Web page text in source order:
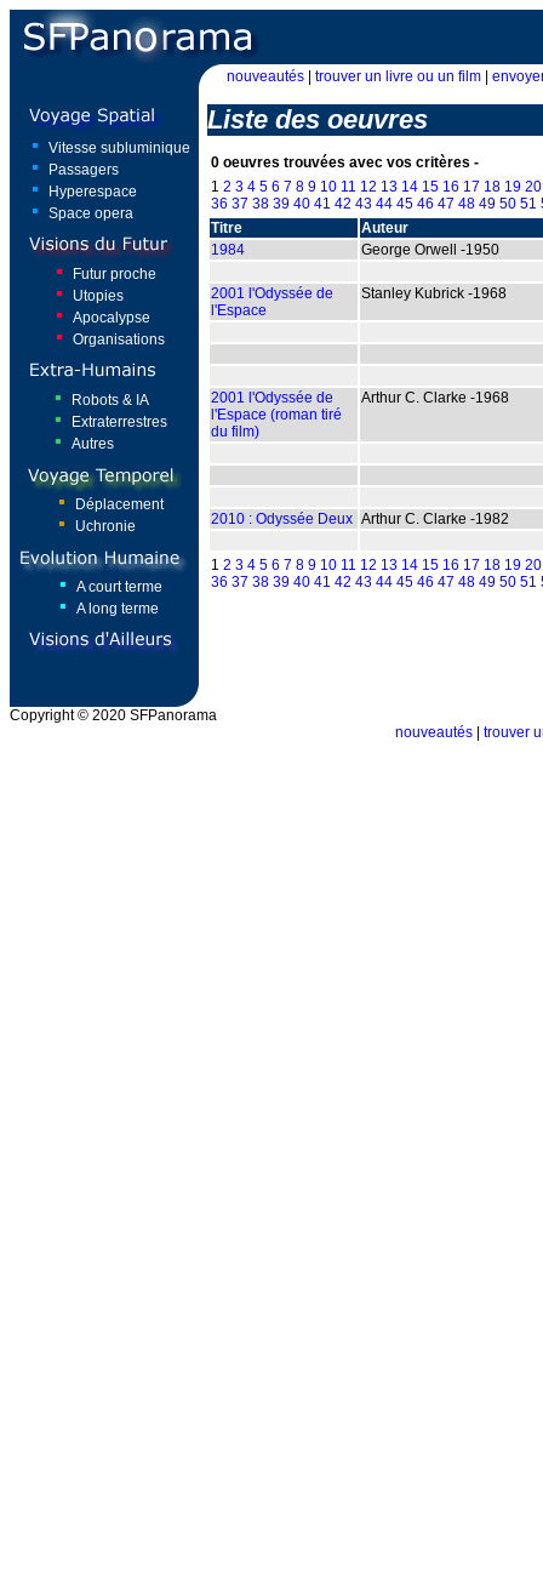
nouveautés trouver un livre ou un film
Vitesse subluminique
Passagers
Hyperespace
Space opera
Futur proche
Utopies
Apocalypse
Organisations
Robots & IA
Extraterrestres
Autres
Déplacement
Uchronie
A court terme
A long terme
Liste des oeuvres
0 oeuvres trouvées avec vos critères -
1 2 3 4 5 6 7 8 9 10 11 12 13 14 15 16 17 18 19 20
36 37 38 39 40 41 42 43 44 45 46 47 48 49 50 51
Titre
Auteur
1984
George Orwell -1950
2001 l'Odyssée de
l'Espace
Stanley Kubrick -1968
2001 l'Odyssée de
l'Espace (roman tiré
du film)
Arthur C. Clarke -1968
2010 : Odyssée Deux Arthur C. Clarke -1982
1 2 3 4 5 6 7 8 9 10 11 12 13 14 15 16 17 18 19 20
36 37 38 39 40 41 42 43 44 45 46 47 48 49 50 51
Copyright © 2020 SFPanorama
nouveautés
trouver